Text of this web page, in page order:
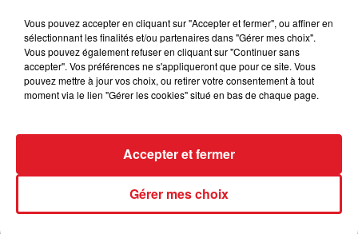
15 juillet 2026
VOLONTAIRE EN COURS, APRÈS LA...
Selon les premiers éléments, le logement servait
Vous pouvez accepter en cliquant sur "Accepter et fermer", ou affiner en
sélectionnant les finalités et/ou partenaires dans "Gérer mes choix".
Vous pouvez également refuser en cliquant sur "Continuer sans
accepter". Vos préférences ne s'appliqueront que pour ce site. Vous
pouvez mettre à jour vos choix, ou retirer votre consentement à tout
moment via le lien "Gérer les cookies" situé en bas de chaque page.
Gérer mes choix
Accepter et fermer